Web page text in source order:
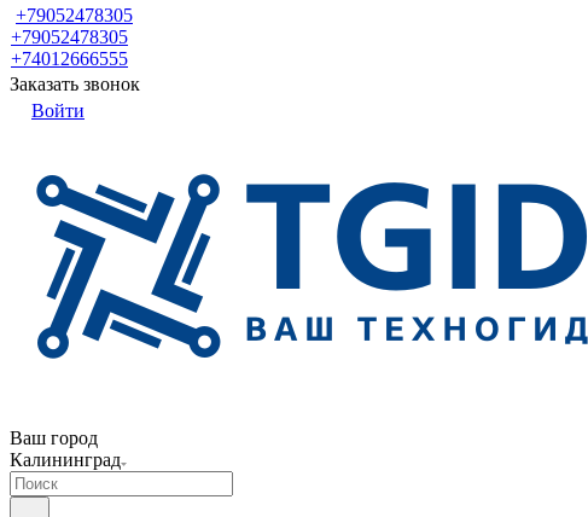
+79052478305
+79052478305
+74012666555
Заказать звонок
Войти
Ваш город
Калининград